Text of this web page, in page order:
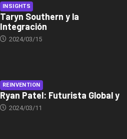
INSIGHTS
Taryn Southern y la
Integración
2024/03/15
REINVENTION
Ryan Patel: Futurista Global y
2024/03/11